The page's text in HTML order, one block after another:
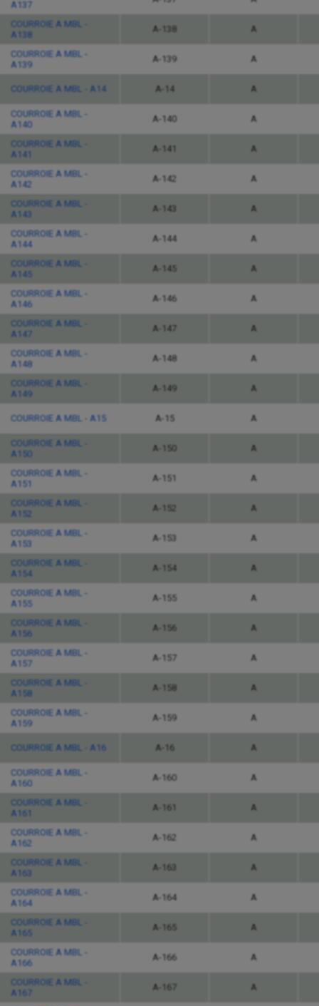
A137
COURROIE A MBL -
A138
A-138 A
COURROIE A MBL -
A139
A-139 A
COURROIE A MBL - A14 A-14 A
COURROIE A MBL -
A140
A-140 A
COURROIE A MBL -
A141
A-141 A
COURROIE A MBL -
A142
A-142 A
COURROIE A MBL -
A143
A-143 A
COURROIE A MBL -
A144
A-144 A
COURROIE A MBL -
A145
A-145 A
COURROIE A MBL -
A146
A-146 A
COURROIE A MBL -
A147
A-147 A
COURROIE A MBL -
A148
A-148 A
COURROIE A MBL -
A149
A-149 A
COURROIE A MBL - A15 A-15 A
COURROIE A MBL -
A150
A-150 A
COURROIE A MBL -
A151
A-151 A
COURROIE A MBL -
A152
A-152 A
COURROIE A MBL -
A153
A-153 A
COURROIE A MBL -
A154
A-154 A
COURROIE A MBL -
A155
A-155 A
COURROIE A MBL -
A156
A-156 A
COURROIE A MBL -
A157
A-157 A
COURROIE A MBL -
A158
A-158 A
COURROIE A MBL -
A159
A-159 A
COURROIE A MBL - A16 A-16 A
COURROIE A MBL -
A160
A-160 A
COURROIE A MBL -
A161
A-161 A
COURROIE A MBL -
A162
A-162 A
COURROIE A MBL -
A163
A-163 A
COURROIE A MBL -
A164
A-164 A
COURROIE A MBL -
A165
A-165 A
COURROIE A MBL -
A166
A-166 A
COURROIE A MBL -
A167
A-167 A